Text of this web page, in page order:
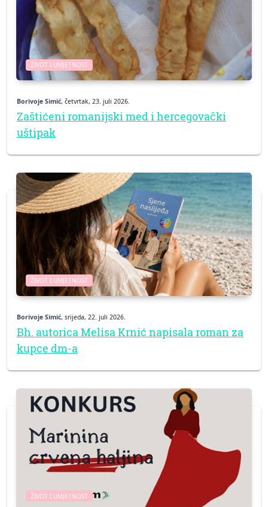
ŽIVOT I UMJETNOST
Borivoje Simić, četvrtak, 23. juli 2026.
Zaštićeni romanijski med i hercegovački
uštipak
ŽIVOT I UMJETNOST
Borivoje Simić, srijeda, 22. juli 2026.
Bh. autorica Melisa Krnić napisala roman za
kupce dm-a
ŽIVOT I UMJETNOST